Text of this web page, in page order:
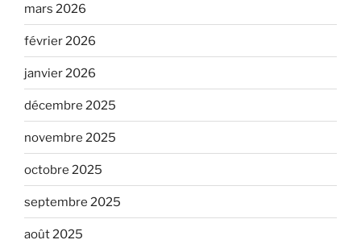
mars 2026
février 2026
janvier 2026
décembre 2025
novembre 2025
octobre 2025
septembre 2025
août 2025